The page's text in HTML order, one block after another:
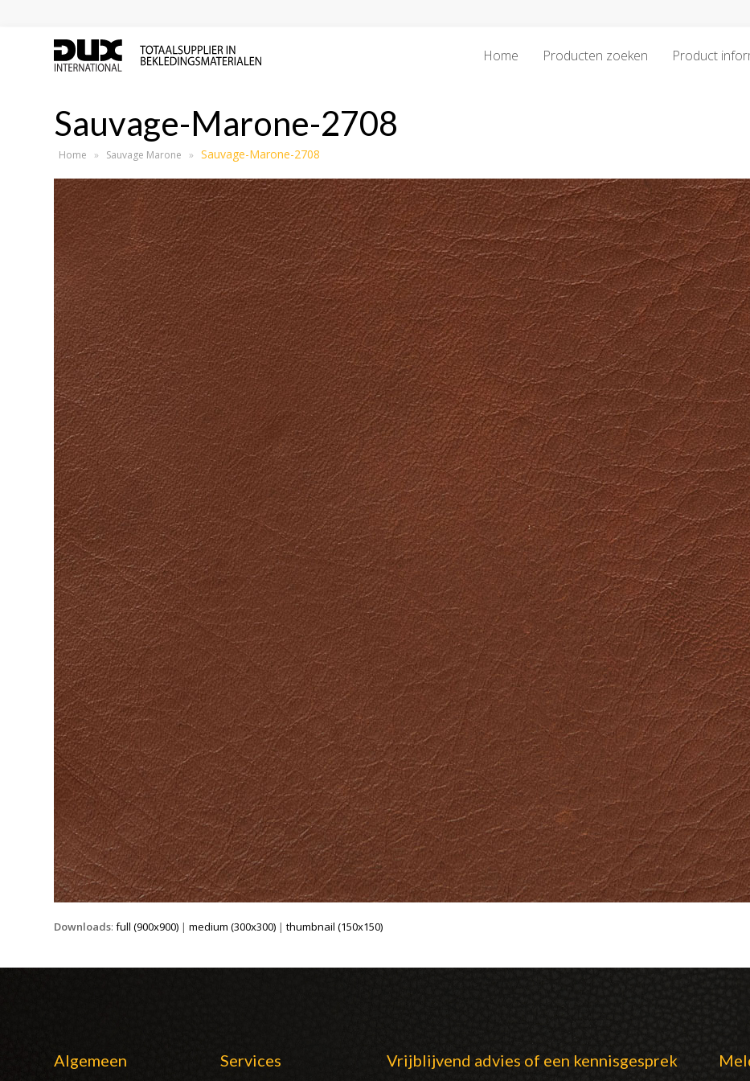
Home Producten zoeken Product
Sauvage-Marone-2708
Home » Sauvage Marone » Sauvage-Marone-2708
Downloads:full (900x900) |medium (300x300) |thumbnail (150x150)
Algemeen Services Vrijblijvend advies of een kennisgesprek